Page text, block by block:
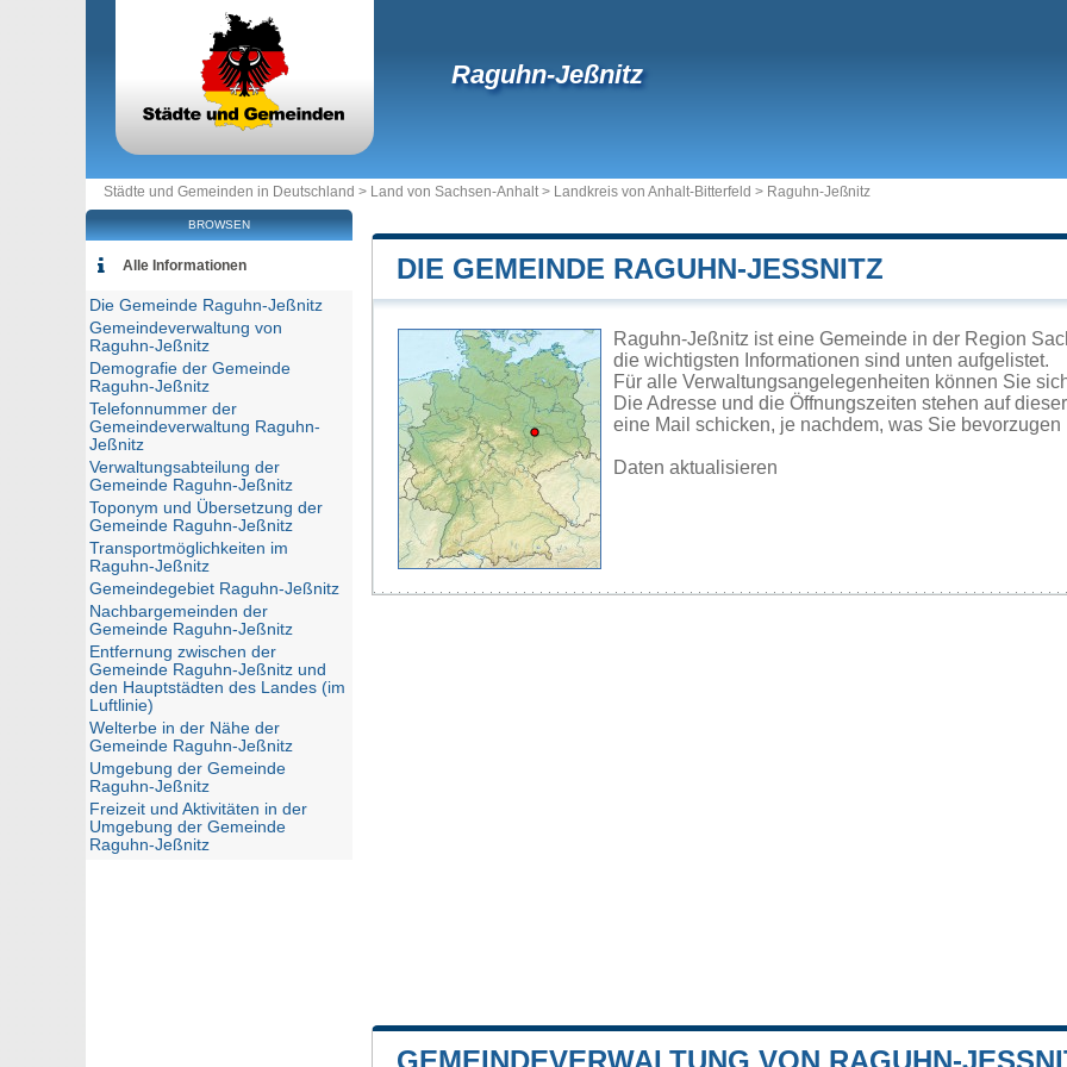
Raguhn-Jeßnitz
Städte und Gemeinden in Deutschland > Land von Sachsen-Anhalt> Landkreis von Anhalt-Bitterfeld > Raguhn-Jeßnitz
DIE GEMEINDE RAGUHN-JESSNITZ
Raguhn-Jeßnitz ist eine Gemeinde in der Region
die wichtigsten Informationen sind unten aufgelistet.
Für alle Verwaltungsangelegenheiten können Sie
Die Adresse und die Öffnungszeiten stehen auf
eine Mail schicken, je nachdem, was Sie
Daten aktualisieren
GEMEINDEVERWALTUNG VON RAGUHN-
BROWSEN
Alle Informationen
Die Gemeinde Raguhn-Jeßnitz
Gemeindeverwaltung von
Raguhn-Jeßnitz
Demografie der Gemeinde
Raguhn-Jeßnitz
Telefonnummer der
Gemeindeverwaltung Raguhn-
Jeßnitz
Verwaltungsabteilung der
Gemeinde Raguhn-Jeßnitz
Toponym und Übersetzung der
Gemeinde Raguhn-Jeßnitz
Transportmöglichkeiten im
Raguhn-Jeßnitz
Gemeindegebiet Raguhn-Jeßnitz
Nachbargemeinden der
Gemeinde Raguhn-Jeßnitz
Entfernung zwischen der
Gemeinde Raguhn-Jeßnitz und
den Hauptstädten des Landes (im
Luftlinie)
Welterbe in der Nähe der
Gemeinde Raguhn-Jeßnitz
Umgebung der Gemeinde
Raguhn-Jeßnitz
Freizeit und Aktivitäten in der
Umgebung der Gemeinde
Raguhn-Jeßnitz